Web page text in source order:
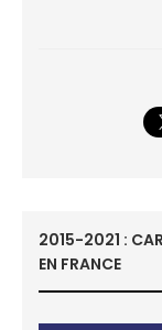
2015-2021 :
EN FRANCE